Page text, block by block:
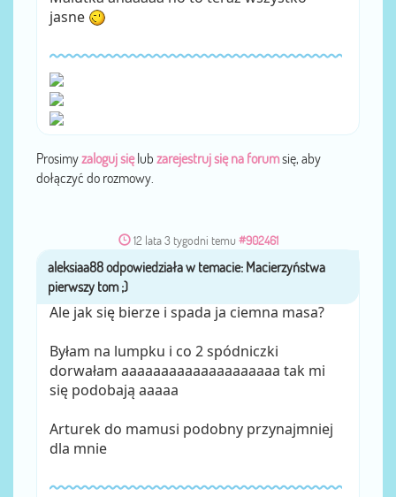
jasne
Prosimyzaloguj sięlub zarejestruj się na forumsię, aby
dołączyć do rozmowy.
12 lata 3 tygodni temu #902461
przezaleksiaa88
Ale jak się bierze i spada ja ciemna masa?
Byłam na lumpku i co 2 spódniczki
dorwałam aaaaaaaaaaaaaaaaaaaa tak mi
się podobają aaaaa
Arturek do mamusi podobny przynajmniej
dla mnie